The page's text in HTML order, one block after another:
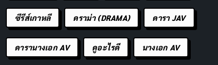
ซีรีส์เกาหลี ดราม่า (DRAMA) ดารา JAV
ดารานางเอก AV ดูอะไรดี นางเอก AV